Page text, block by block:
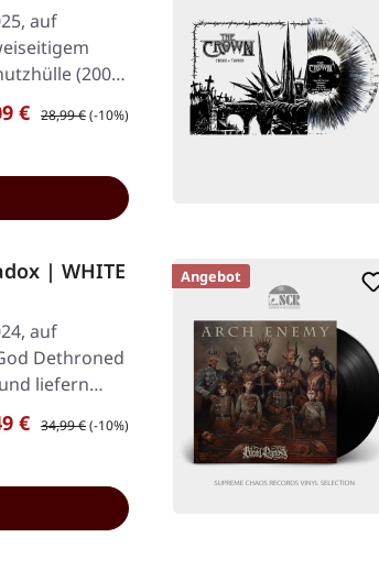
auf
(200…
€ Regulärer Preis:
28,99 €(-10%)
| WHITE
auf
Dethroned
liefern…
€ Regulärer Preis:
34,99 €(-10%)
Angebot